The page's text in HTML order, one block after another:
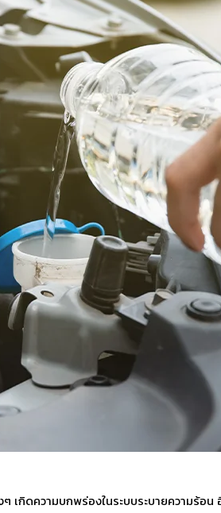
เกิดความบกพร่องในระบบระบายความร้อ